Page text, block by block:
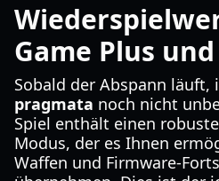
Game Plus
Sobald der Abspann läuft,
pragmata noch nicht
Spiel enthält einen
Modus, der es Ihnen
Waffen und Firmware-